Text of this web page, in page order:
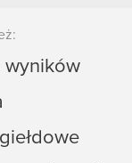
wyników